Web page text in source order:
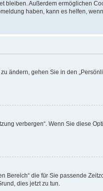
bleiben. Außerdem ermöglichen
haben, kann es helfen,
ändern, gehen Sie in den
verbergen“. Wenn Sie diese
die für Sie passende
dies jetzt zu tun.